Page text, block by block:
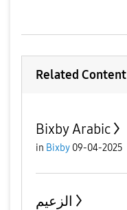
Related Content
Bixby Arabic
in Bixby 09-04-2025
الزعيم